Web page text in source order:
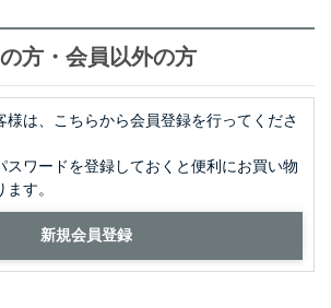
方・会員以外の方
様は、こちらから会員登録を行ってくださ
スワードを登録しておくと便利にお買い物
す。